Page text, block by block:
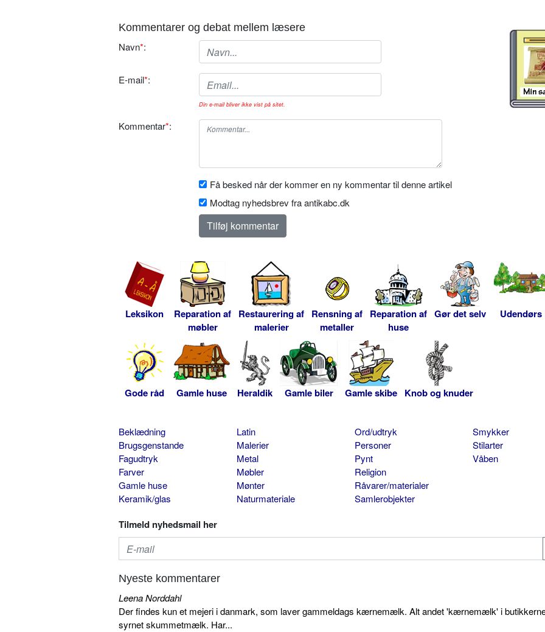
Kommentarer og debat mellem læsere
Navn*:
E-mail*:
Din e-mail bliver ikke vist på sitet.
Kommentar*:
Få besked når der kommer en ny kommentar til denne artikel
Modtag nyhedsbrev fra antikabc.dk
Leksikon
Reparation af
møbler
Restaurering af
malerier
Rensning af
metaller
Reparation af
huse
Gør det selv Udendørs
Gode råd Gamle huse Heraldik Gamle biler Gamle skibe Knob og knuder
Beklædning
Brugsgenstande
Fagudtryk
Farver
Gamle huse
Keramik/glas
Latin
Malerier
Metal
Møbler
Mønter
Naturmateriale
Ord/udtryk
Personer
Pynt
Religion
Råvarer/materialer
Samlerobjekter
Smykker
Stilarter
Våben
Tilmeld nyhedsmail her
Nyeste kommentarer
Leena Norddahl
Der findes kun et mejeri i danmark, som laver gammeldags kærnemælk. Alt andet 'kærnemælk' i
syrnet skummetmælk. Har...